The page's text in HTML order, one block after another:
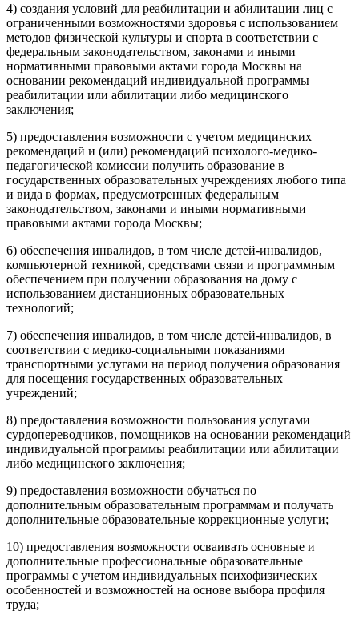
4) создания условий для реабилитации и абилитации лиц с
ограниченными возможностями здоровья с использованием
методов физической культуры и спорта в соответствии с
федеральным законодательством, законами и иными
нормативными правовыми актами города Москвы на
основании рекомендаций индивидуальной программы
реабилитации или абилитации либо медицинского
заключения;
5) предоставления возможности с учетом медицинских
рекомендаций и (или) рекомендаций психолого-медико-
педагогической комиссии получить образование в
государственных образовательных учреждениях любого типа
и вида в формах, предусмотренных федеральным
законодательством, законами и иными нормативными
правовыми актами города Москвы;
6) обеспечения инвалидов, в том числе детей-инвалидов,
компьютерной техникой, средствами связи и программным
обеспечением при получении образования на дому с
использованием дистанционных образовательных
технологий;
7) обеспечения инвалидов, в том числе детей-инвалидов, в
соответствии с медико-социальными показаниями
транспортными услугами на период получения образования
для посещения государственных образовательных
учреждений;
8) предоставления возможности пользования услугами
сурдопереводчиков, помощников на основании рекомендаций
индивидуальной программы реабилитации или абилитации
либо медицинского заключения;
9) предоставления возможности обучаться по
дополнительным образовательным программам и получать
дополнительные образовательные коррекционные услуги;
10) предоставления возможности осваивать основные и
дополнительные профессиональные образовательные
программы с учетом индивидуальных психофизических
особенностей и возможностей на основе выбора профиля
труда;